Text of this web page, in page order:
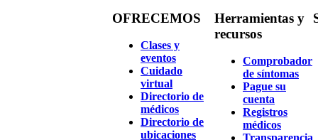
OFRECEMOS
Clases y
eventos
Cuidado
virtual
Directorio de
médicos
Directorio de
ubicaciones
Herramientas y
recursos
Comprobador
de síntomas
Pague su
cuenta
Registros
médicos